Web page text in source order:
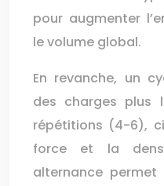
pour augmenter
le volume global.
En revanche, un
des charges plus
répétitions (4-6),
force et la
alternance